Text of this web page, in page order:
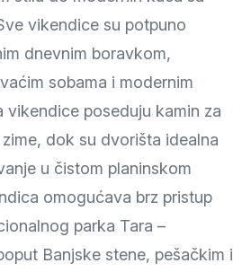
vikendice su potpuno
dnevnim boravkom,
sobama i modernim
vikendice poseduju kamin za
dok su dvorišta idealna
u čistom planinskom
omogućava brz pristup
parka Tara –
Banjske stene, pešačkim i